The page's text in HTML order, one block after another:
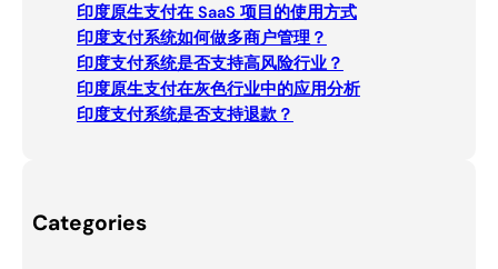
印度原生支付在 SaaS 项目的使用方式
印度支付系统如何做多商户管理？
印度支付系统是否支持高风险行业？
印度原生支付在灰色行业中的应用分析
印度支付系统是否支持退款？
Categories